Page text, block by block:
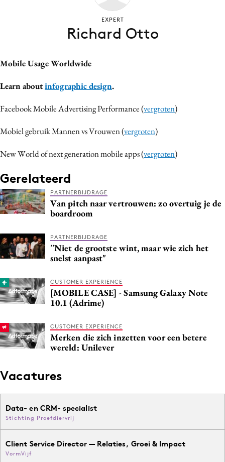
Craft
Customer Experience
Design
Digital transformation
Effectiviteit
Gedragsverandering
Influencer marketing
Interne communicatie
Media
Merkstrategie
Programmatic
Purpose Marketing
Mobile Usage Worldwide
Learn aboutinfographic design.
Facebook Mobile Advertising Performance (vergroten)
Mobiel gebruik Mannen vs Vrouwen (vergroten)
New World of next generation mobile apps (vergroten)
Gerelateerd
PARTNERBIJDRAGE
Van pitch naar vertrouwen: zo overtuig je de
boardroom
PARTNERBIJDRAGE
''Niet de grootste wint, maar wie zich het
snelst aanpast"
CUSTOMER EXPERIENCE
[MOBILE CASE] - Samsung Galaxy Note
10.1 (Adrime)
CUSTOMER EXPERIENCE
Merken die zich inzetten voor een betere
wereld: Unilever
Vacatures
Data- en CRM- specialist
Stichting Proefdiervrij
Client Service Director — Relaties, Groei & Impact
VormVijf
EXPERT
Richard Otto